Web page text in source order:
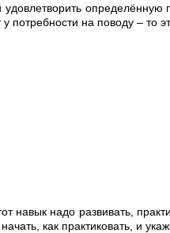
на поводу – то
надо развивать,
как практиковать, и